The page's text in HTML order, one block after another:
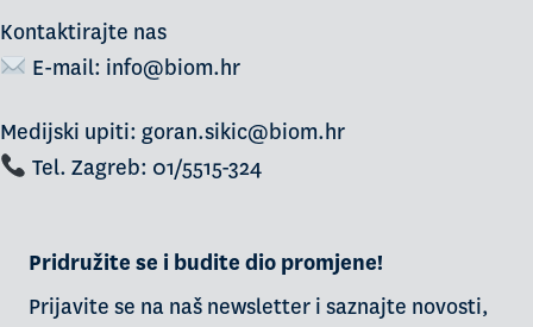
Kontaktirajte nas
E-mail: info@biom.hr
Medijski upiti: goran.sikic@biom.hr
Tel. Zagreb: 01/5515-324
Pridružite se i budite dio promjene!
Prijavite se na naš newsletter i saznajte novosti,